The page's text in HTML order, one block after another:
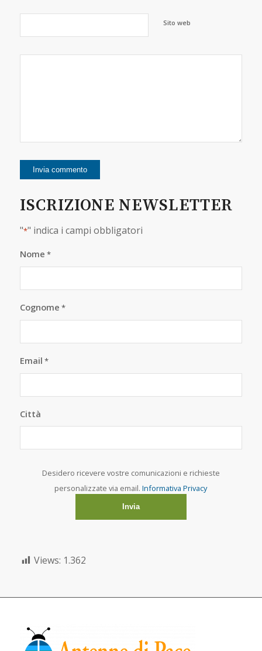
Sito web
ISCRIZIONE NEWSLETTER
"*" indica i campi obbligatori
Nome *
Cognome *
Email *
Città
Desidero ricevere vostre comunicazioni e richieste
personalizzate via email.Informativa Privacy
Views: 1.362